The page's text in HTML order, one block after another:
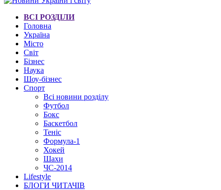
ВСІ РОЗДІЛИ
Головна
Україна
Місто
Світ
Бізнес
Наука
Шоу-бізнес
Спорт
Всі новини розділу
Футбол
Бокс
Баскетбол
Теніс
Формула-1
Хокей
Шахи
ЧС-2014
Lifestyle
БЛОГИ ЧИТАЧІВ